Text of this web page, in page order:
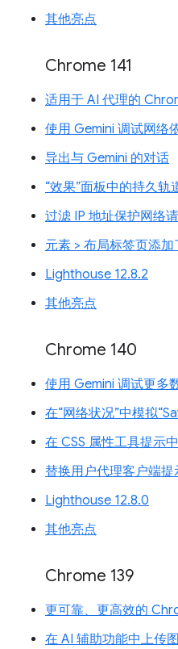
其他亮点
Chrome 141
适用于 AI 代理的
使用 Gemini 调试网络
导出与 Gemini 的对话
“效果”面板中的持久轨
过滤 IP 地址保护网络
元素 > 布局标签页添
Lighthouse 12.8.2
其他亮点
Chrome 140
使用 Gemini 调试更多
在“网络状况”中模拟
在 CSS 属性工具提示
替换用户代理客户端
Lighthouse 12.8.0
其他亮点
Chrome 139
更可靠、更高效的
在 AI 辅助功能中上传